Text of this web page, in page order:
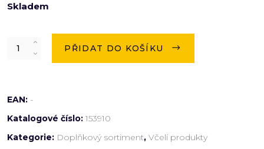
Skladem
Quantity PŘIDAT DO KOŠÍKU
EAN: -
Katalogové číslo:153910
Kategorie: Doplňkový sortiment,Včelí produkty